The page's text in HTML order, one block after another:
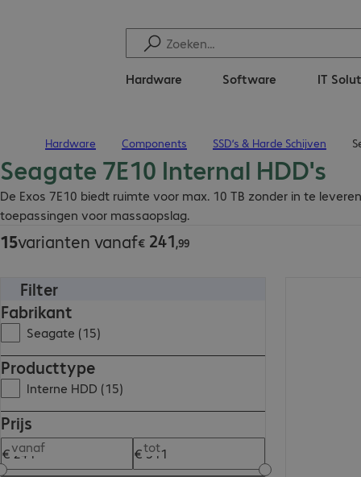
Hardware Software IT
Hardware Components SSD’s & Harde Schijven
Seagate 7E10 Internal HDD's
De Exos 7E10 biedt ruimte voor max. 10 TB zonder in te
toepassingen voor massaopslag.
15varianten vanaf€ 241,99
€ 241,99
Filter
Fabrikant
Seagate (15)
Producttype
Interne HDD (15)
Prijs
vanaf tot